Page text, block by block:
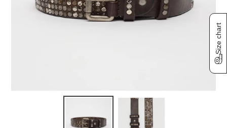
Size chart